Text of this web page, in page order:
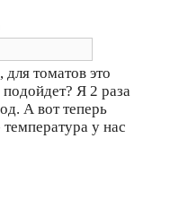
томатов это
Я 2 раза
А вот теперь
температура у нас